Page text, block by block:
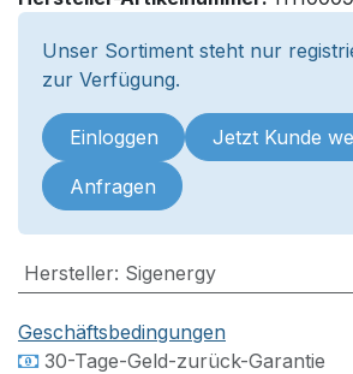
Unser Sortiment steht nur
zur Verfügung.
Einloggen Jetzt Kunde
Anfragen
Hersteller: Sigenergy
Geschäftsbedingungen
30-Tage-Geld-zurück-Garantie